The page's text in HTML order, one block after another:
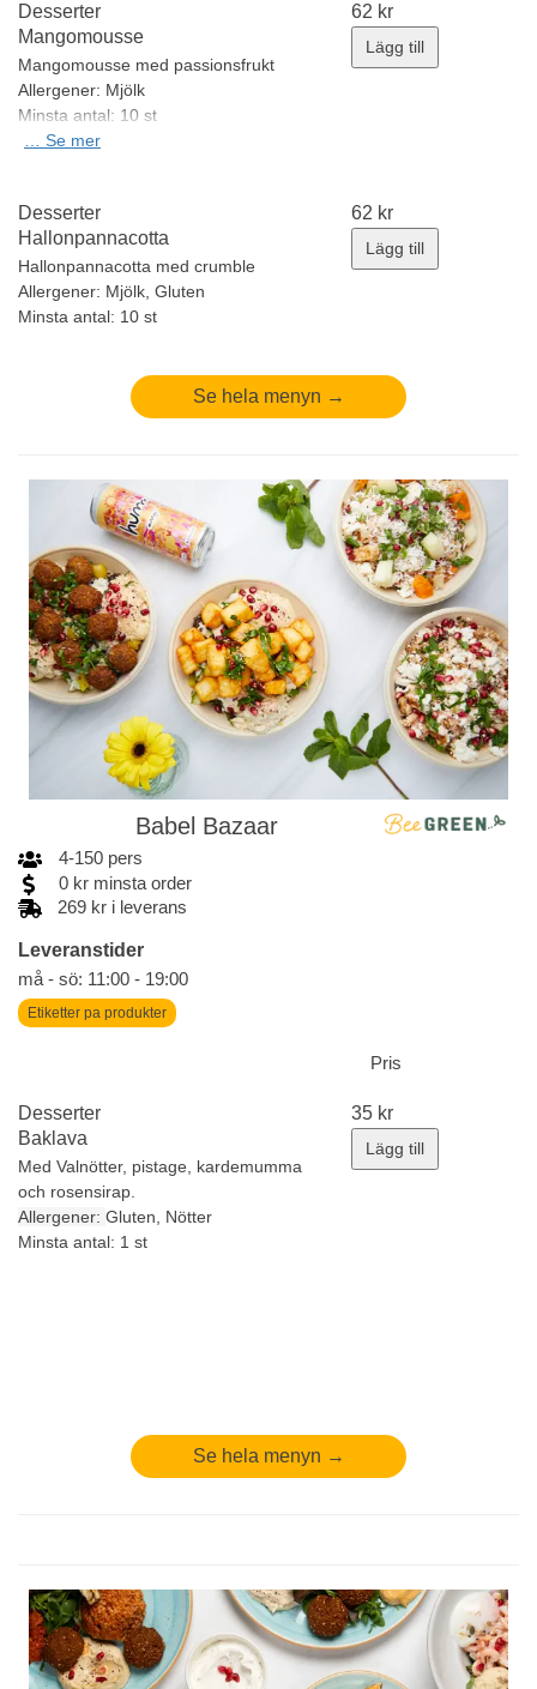
Desserter
Mangomousse
Mangomousse med passionsfrukt
Allergener: Mjölk
Minsta antal: 10 st
… Se mer
62 kr
Lägg till
Desserter
Hallonpannacotta
Hallonpannacotta med crumble
Allergener: Mjölk, Gluten
Minsta antal: 10 st
62 kr
Lägg till
Se hela menyn →
Babel Bazaar
4-150 pers
0 kr minsta order
269 kr i leverans
Leveranstider
må - sö: 11:00 - 19:00
Etiketter pa produkter
Pris
Desserter
Baklava
Med Valnötter, pistage, kardemumma
och rosensirap.
Allergener: Gluten, Nötter
Minsta antal: 1 st
35 kr
Lägg till
Se hela menyn →